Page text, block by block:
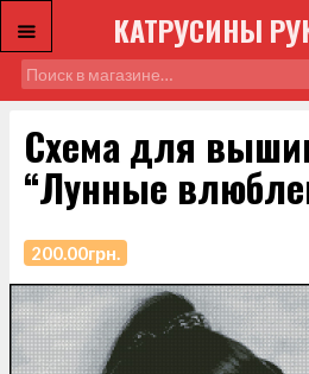
КАТРУСИНЫ
Схема для
“Лунные
200.00грн.